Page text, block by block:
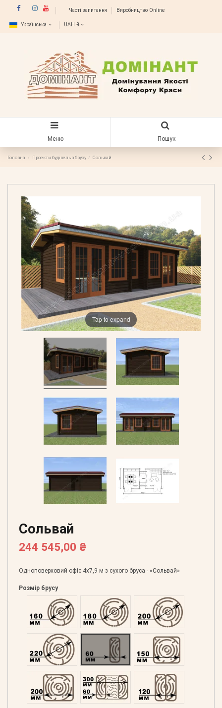
Часті запитання Виробництво Online
Українська UAH ₴
Меню Пошук
Головна Проекти будівель з брусу Сольвай
Tap to expand
Сольвай
244 545,00 ₴
Одноповерховий офіс 4х7,9 м з сухого бруса - «Сольвай»
Розмір брусу
Оциліндрований 160Оциліндрований 180Оциліндрований 200
Оциліндрований 220Профільований 60 Профільований 150
Профільований 200Подвійний 300 Клеєний 120